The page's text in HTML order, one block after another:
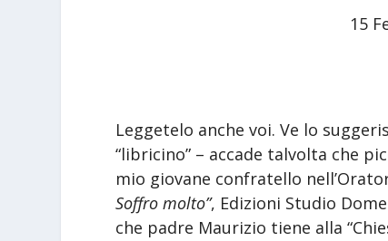
15
Leggetelo anche voi. Ve lo
“libricino” – accade talvolta che
mio giovane confratello
Soffro molto”, Edizioni Studio
che padre Maurizio tiene alla